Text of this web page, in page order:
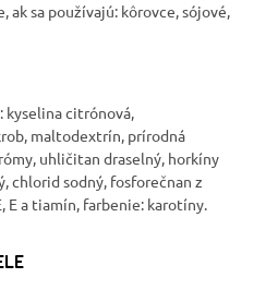
ak sa používajú: kôrovce, sójové,
kyselina citrónová,
maltodextrín, prírodná
uhličitan draselný, horkíny
chlorid sodný, fosforečnan z
E a tiamín, farbenie: karotíny.